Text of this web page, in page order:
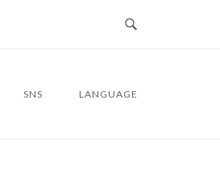
SNS LANGUAGE